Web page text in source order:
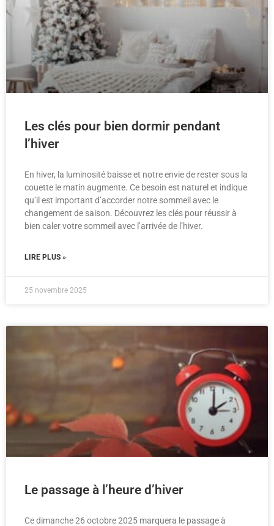
Les clés pour bien dormir pendant
l’hiver
En hiver, la luminosité baisse et notre envie de rester sous la
couette le matin augmente. Ce besoin est naturel et indique
qu’il est important d’accorder notre sommeil avec le
changement de saison. Découvrez les clés pour réussir à
bien caler votre sommeil avec l’arrivée de l’hiver.
LIRE PLUS »
25 novembre 2025
Le passage à l’heure d’hiver
Ce dimanche 26 octobre 2025 marquera le passage à